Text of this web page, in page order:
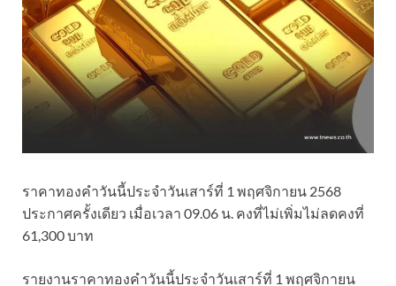
ราคาทองคําวันนี้ประจำวันเสาร์ที่ 1 พฤศจิกายน 2568
ประกาศครั้งเดียว เมื่อเวลา 09.06 น. คงที่ไม่เพิ่มไม่ลดคงที่
61,300 บาท
รายงานราคาทองคําวันนี้ประจำวันเสาร์ที่ 1 พฤศจิกายน